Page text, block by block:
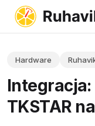
Hardware
TKSTAR